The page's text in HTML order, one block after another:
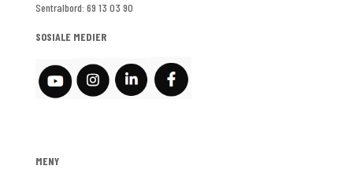
Sentralbord: 69 13 03 90
SOSIALE MEDIER
MENY